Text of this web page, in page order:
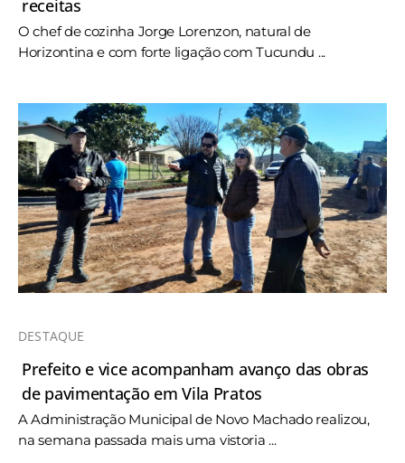
receitas
O chef de cozinha Jorge Lorenzon, natural de
Horizontina e com forte ligação com Tucundu ...
DESTAQUE
Prefeito e vice acompanham avanço das obras
de pavimentação em Vila Pratos
A Administração Municipal de Novo Machado realizou,
na semana passada mais uma vistoria ...